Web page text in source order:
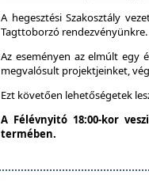
A hegesztési Szakosztály
Tagttoborzó rendezvényünkre.
Az eseményen az elmúlt egy
megvalósult projektjeinket,
Ezt követően lehetőségetek
A Félévnyitó 18:00-kor
termében.